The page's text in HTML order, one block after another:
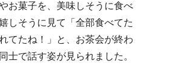
お菓子を、美味しそうに食べ
しそうに見て「全部食べてた
てたね！」と、お茶会が終わ
士で話す姿が見られました。